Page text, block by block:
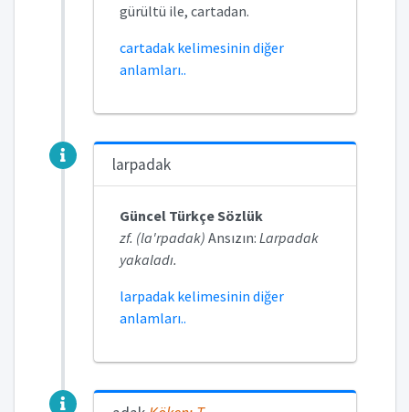
gürültü ile, cartadan.
cartadak kelimesinin diğer
anlamları..
larpadak
Güncel Türkçe Sözlük
zf. (la'rpadak) Ansızın: Larpadak
yakaladı.
larpadak kelimesinin diğer
anlamları..